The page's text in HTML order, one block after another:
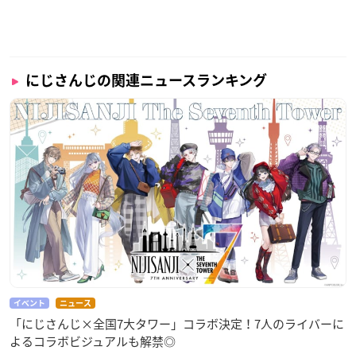
にじさんじの関連ニュースランキング
イベント ニュース
「にじさんじ×全国7大タワー」コラボ決定！7人のライバーに
よるコラボビジュアルも解禁◎